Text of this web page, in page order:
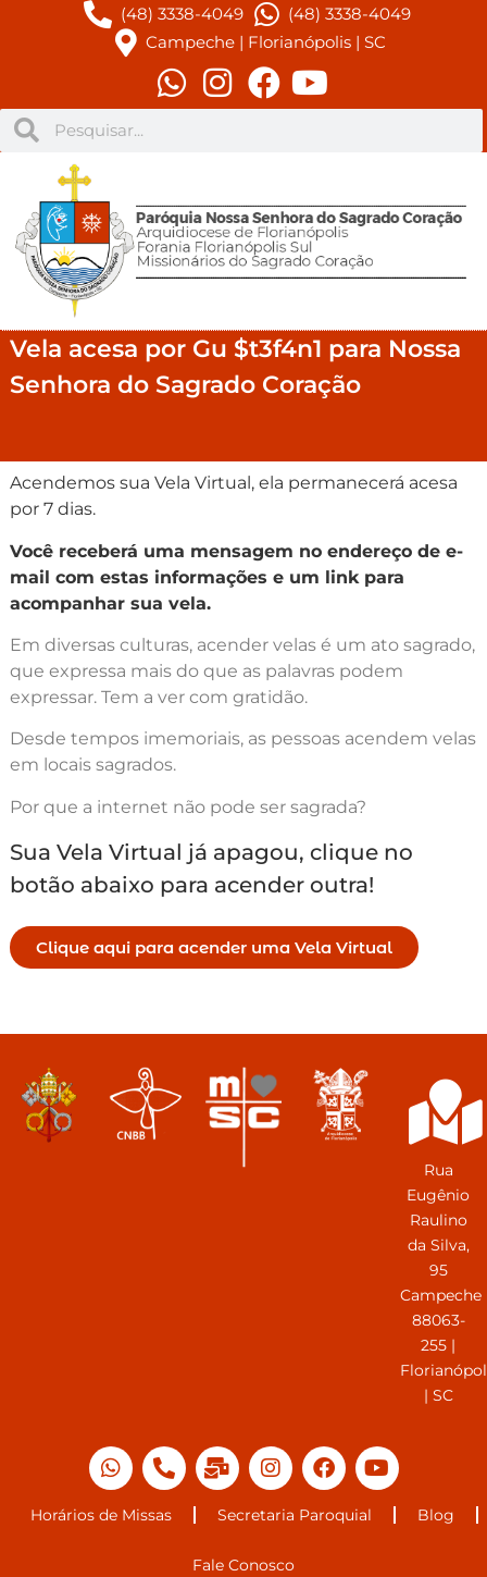
(48) 3338-4049
(48) 3338-4049
Campeche | Florianópolis | SC
Vela acesa por Gu $t3f4n1 para Nossa
Senhora do Sagrado Coração
Acendemos sua Vela Virtual, ela permanecerá acesa
por 7 dias.
Você receberá uma mensagem no endereço de e-
mail com estas informações e um link para
acompanhar sua vela.
Em diversas culturas, acender velas é um ato sagrado,
que expressa mais do que as palavras podem
expressar. Tem a ver com gratidão.
Desde tempos imemoriais, as pessoas acendem velas
em locais sagrados.
Por que a internet não pode ser sagrada?
Sua Vela Virtual já apagou, clique no
botão abaixo para acender outra!
Clique aqui para acender uma Vela Virtual
Rua
Eugênio
Raulino
da Silva,
95
Campeche
88063-
255 |
| SC
Horários de Missas Secretaria Paroquial Blog
Fale Conosco